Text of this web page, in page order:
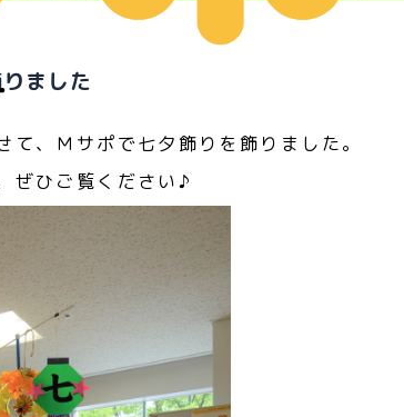
ました
て、Ｍサポで七夕飾りを飾りました。
ぜひご覧ください♪